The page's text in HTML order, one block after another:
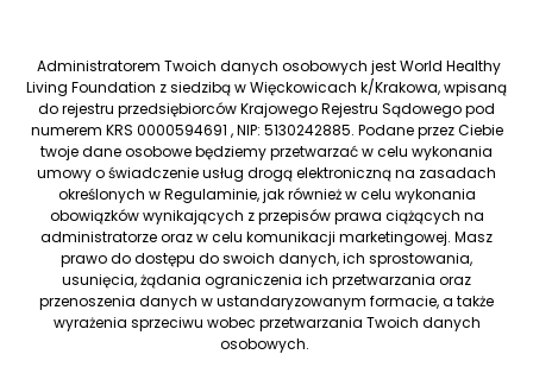
Administratorem Twoich danych osobowych jest World Healthy
Living Foundation z siedzibą w Więckowicach k/Krakowa, wpisaną
do rejestru przedsiębiorców Krajowego Rejestru Sądowego pod
numerem KRS 0000594691 , NIP: 5130242885. Podane przez Ciebie
twoje dane osobowe będziemy przetwarzać w celu wykonania
umowy o świadczenie usług drogą elektroniczną na zasadach
określonych w Regulaminie, jak również w celu wykonania
obowiązków wynikających z przepisów prawa ciążących na
administratorze oraz w celu komunikacji marketingowej. Masz
prawo do dostępu do swoich danych, ich sprostowania,
usunięcia, żądania ograniczenia ich przetwarzania oraz
przenoszenia danych w ustandaryzowanym formacie, a także
wyrażenia sprzeciwu wobec przetwarzania Twoich danych
osobowych.